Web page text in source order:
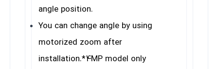
angle position.
You can change angle by using
motorized zoom after
installation.*4MP model only